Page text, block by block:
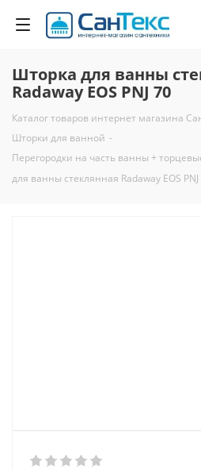
Шторка для ванны
Radaway EOS PNJ 70
Каталог товаров интернет магазина
Шторки для ванной -
Перегородки на часть ванны +
для ванны стеклянная Radaway EOS PNJ